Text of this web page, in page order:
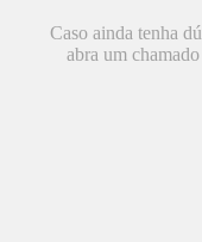
Caso ainda tenha
abra um